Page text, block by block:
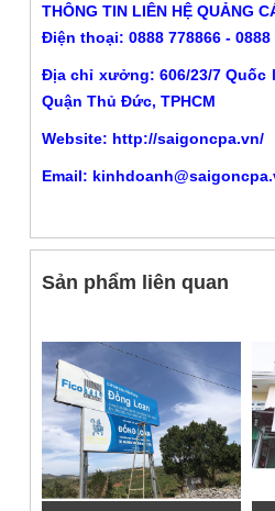
THÔNG TIN LIÊN HỆ QUẢNG
Điện thoại: 0888 778866 - 0888
Địa chỉ xưởng: 606/23/7 Quốc
Quận Thủ Đức, TPHCM
Website: http://saigoncpa.vn/
Email:
Sản phẩm liên quan